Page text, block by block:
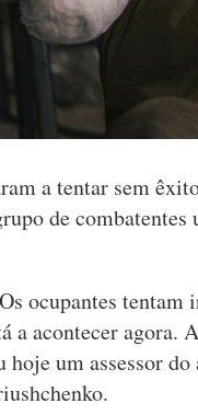
a tentar sem
de combatentes
ocupantes tentam
a acontecer agora.
um assessor